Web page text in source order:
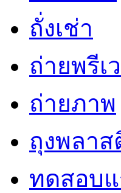
ถั่งเช่า
ถ่ายพรีเ
ถ่ายภาพ
ถุงพลาส
ทดสอบแ